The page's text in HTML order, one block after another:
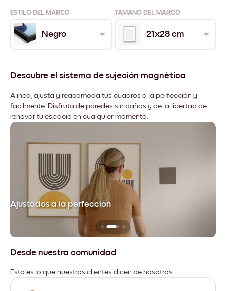
ESTILO DEL MARCO TAMAÑO DEL MARCO
Negro 21x28 cm
Descubre el sistema de sujeción magnética
Alinea, ajusta y reacomoda tus cuadros a la perfección y
fácilmente. Disfruta de paredes sin daños y de la libertad de
renovar tu espacio en cualquier momento.
Ajustados a la perfección
Desde nuestra comunidad
Esto es lo que nuestros clientes dicen de nosotros